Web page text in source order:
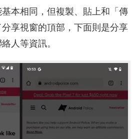
本相同，但複製、貼上和「傳
享視窗的頂部，下面則是分享
人等資訊。